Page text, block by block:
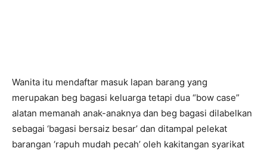
Wanita itu mendaftar masuk lapan barang yang
merupakan beg bagasi keluarga tetapi dua “bow case”
alatan memanah anak-anaknya dan beg bagasi dilabelkan
sebagai ‘bagasi bersaiz besar’ dan ditampal pelekat
barangan ‘rapuh mudah pecah’ oleh kakitangan syarikat